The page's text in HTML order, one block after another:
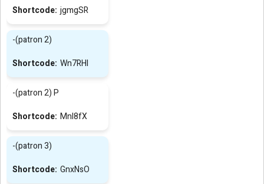
jgmgSR
-(patron 2)
Wn7RHl
-(patron 2) P
Mnl8fX
-(patron 3)
GnxNsO